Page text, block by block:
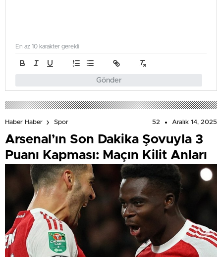
Gönder
En az 10 karakter gerekli
Haber Haber Spor 52 Aralık 14, 2025
Arsenal’ın Son Dakika Şovuyla 3
Puanı Kapması: Maçın Kilit Anları